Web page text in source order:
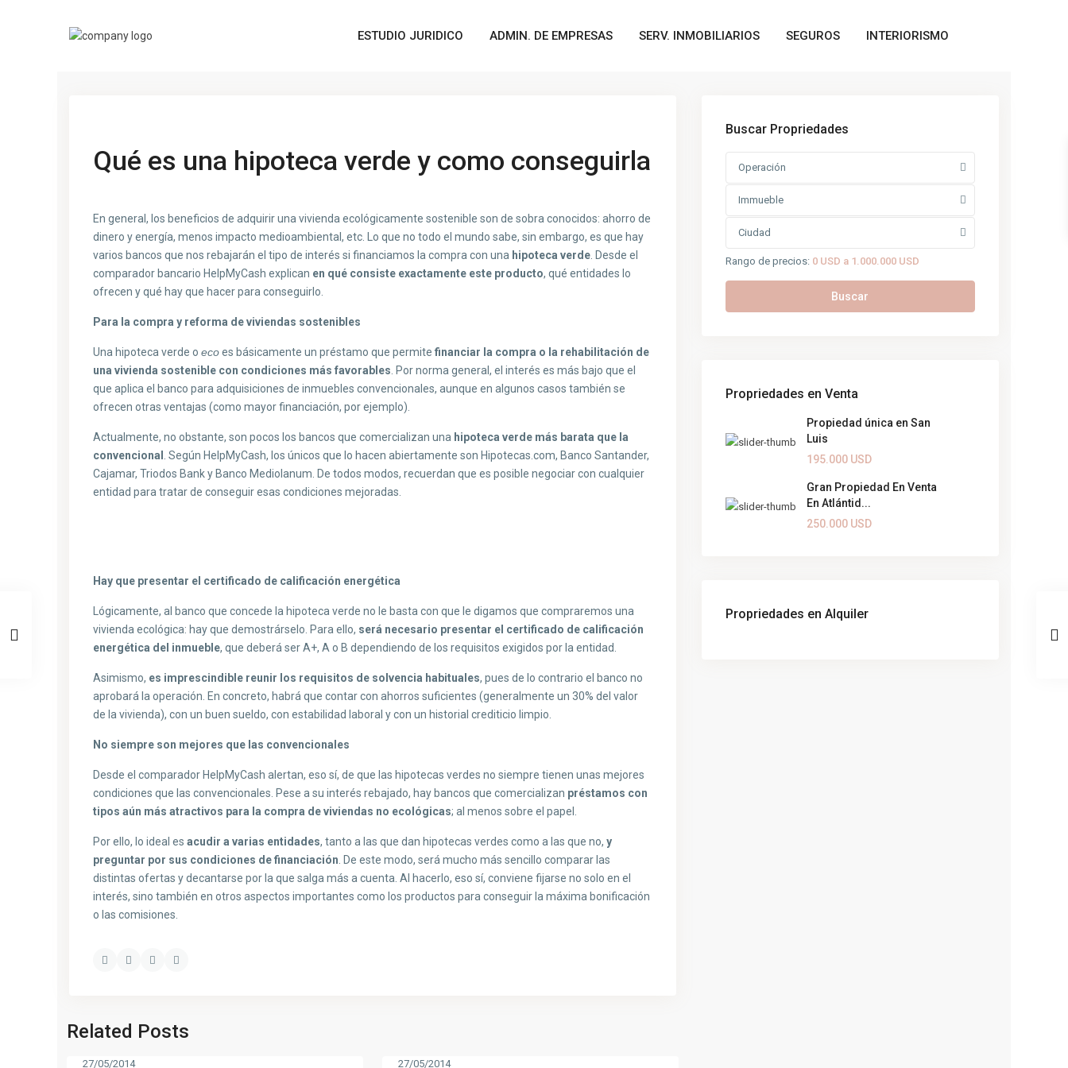
ESTUDIO JURIDICO ADMIN. DE EMPRESAS SERV. INMOBILIARIOS SEGUROS INTERIORISMO
Qué es una hipoteca verde y como conseguirla
En general, los beneficios de adquirir una vivienda ecológicamente sostenible son de sobra conocidos: ahorro de
dinero y energía, menos impacto medioambiental, etc. Lo que no todo el mundo sabe, sin embargo, es que hay
varios bancos que nos rebajarán el tipo de interés si financiamos la compra con una hipoteca verde . Desde el
comparador bancario HelpMyCash explican en qué consiste exactamente este producto, qué entidades lo
ofrecen y qué hay que hacer para conseguirlo.
Para la compra y reforma de viviendas sostenibles
Una hipoteca verde o ecoes básicamente un préstamo que permite financiar la compra o la rehabilitación de
una vivienda sostenible con condiciones más favorables . Por norma general, el interés es más bajo que el
que aplica el banco para adquisiciones de inmuebles convencionales, aunque en algunos casos también se
ofrecen otras ventajas (como mayor financiación, por ejemplo).
Actualmente, no obstante, son pocos los bancos que comercializan una hipoteca verde más barata que la
convencional
. Según HelpMyCash, los únicos que lo hacen abiertamente son Hipotecas.com, Banco Santander,
Cajamar, Triodos Bank y Banco Mediolanum. De todos modos, recuerdan que es posible negociar con cualquier
entidad para tratar de conseguir esas condiciones mejoradas.
Hay que presentar el certificado de calificación energética
Lógicamente, al banco que concede la hipoteca verde no le basta con que le digamos que compraremos una
vivienda ecológica: hay que demostrárselo. Para ello, será necesario presentar el certificado de calificación
energética del inmueble, que deberá ser A+, A o B dependiendo de los requisitos exigidos por la entidad.
Asimismo, es imprescindible reunir los requisitos de solvencia habituales, pues de lo contrario el banco no
aprobará la operación. En concreto, habrá que contar con ahorros suficientes (generalmente un 30% del valor
de la vivienda), con un buen sueldo, con estabilidad laboral y con un historial crediticio limpio.
No siempre son mejores que las convencionales
Desde el comparador HelpMyCash alertan, eso sí, de que las hipotecas verdes no siempre tienen unas mejores
condiciones que las convencionales. Pese a su interés rebajado, hay bancos que comercializan préstamos con
tipos aún más atractivos para la compra de viviendas no ecológicas; al menos sobre el papel.
Por ello, lo ideal es acudir a varias entidades, tanto a las que dan hipotecas verdes como a las que no, y
preguntar por sus condiciones de financiación . De este modo, será mucho más sencillo comparar las
distintas ofertas y decantarse por la que salga más a cuenta. Al hacerlo, eso sí, conviene fijarse no solo en el
interés, sino también en otros aspectos importantes como los productos para conseguir la máxima bonificación
o las comisiones.
Related Posts
27/05/2014 27/05/2014
Buscar Propriedades
Operación
Immueble
Ciudad
Rango de precios: 0 USD a 1.000.000 USD
Buscar
Propriedades en Venta
Propiedad única en San
Luis
195.000 USD
Gran Propiedad En Venta
En Atlántid...
250.000 USD
Propriedades en Alquiler